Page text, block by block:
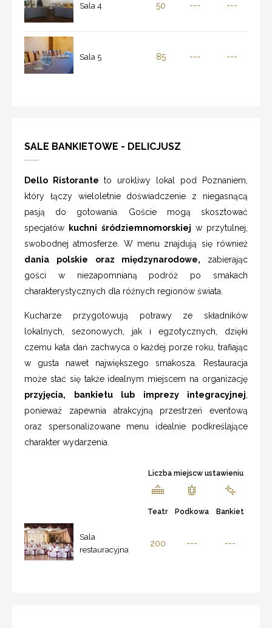
Sala 4 50 --- ---
Sala 5 85 --- ---
SALE BANKIETOWE - DELICJUSZ
Dello Ristorante to urokliwy lokal pod Poznaniem,
który łączy wieloletnie doświadczenie z niegasnącą
pasją do gotowania. Goście mogą skosztować
specjałów kuchni śródziemnomorskiej w przytulnej,
swobodnej atmosferze. W menu znajdują się również
dania polskie oraz międzynarodowe, zabierając
gości w niezapomnianą podróż po smakach
charakterystycznych dla różnych regionów świata.
Kucharze przygotowują potrawy ze składników
lokalnych, sezonowych, jak i egzotycznych, dzięki
czemu kata dań zachwyca o każdej porze roku, trafiając
w gusta nawet największego smakosza. Restauracja
może stać się także idealnym miejscem na organizację
przyjęcia, bankietu lub imprezy integracyjnej
ponieważ zapewnia atrakcyjną przestrzeń eventową
oraz spersonalizowane menu idealnie podkreślające
charakter wydarzenia.
Liczba miejscw ustawieniu
Teatr Podkowa Bankiet
Sala
restauracyjna
200 --- ---